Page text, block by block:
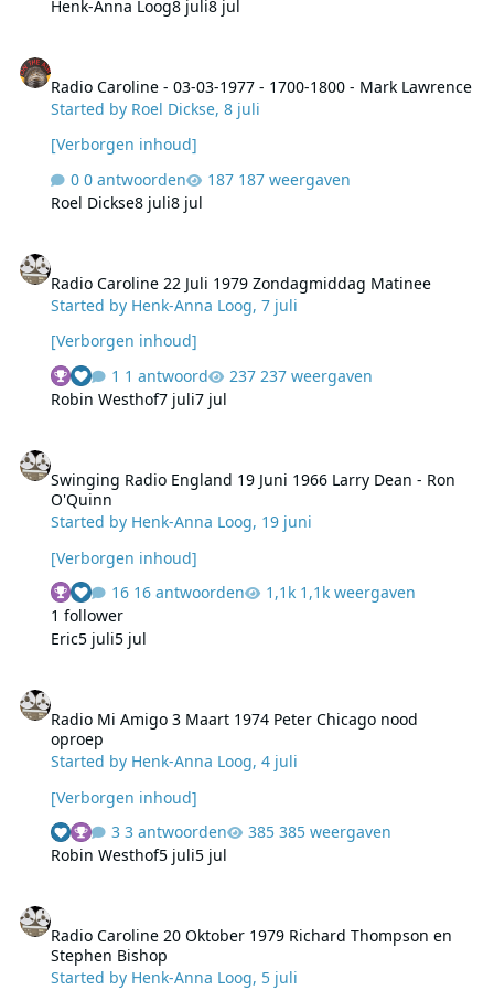
Henk-Anna Loog8 juli8 jul
Radio Caroline - 03-03-1977 - 1700-1800 - Mark Lawrence
Started by Roel Dickse,8 juli
[Verborgen inhoud]
0 antwoorden
187 weergaven
Roel Dickse8 juli8 jul
Radio Caroline 22 Juli 1979 Zondagmiddag Matinee
Started by Henk-Anna Loog,7 juli
[Verborgen inhoud]
1 antwoord
237 weergaven
Robin Westhof7 juli7 jul
Swinging Radio England 19 Juni 1966 Larry Dean - Ron
O'Quinn
Started by Henk-Anna Loog, 19 juni
[Verborgen inhoud]
16 antwoorden
1,1k weergaven
1 follower
Eric5 juli5 jul
Radio Mi Amigo 3 Maart 1974 Peter Chicago nood
oproep
Started by Henk-Anna Loog,4 juli
[Verborgen inhoud]
3 antwoorden
385 weergaven
Robin Westhof5 juli5 jul
Radio Caroline 20 Oktober 1979 Richard Thompson en
Stephen Bishop
Started by Henk-Anna Loog, 5 juli